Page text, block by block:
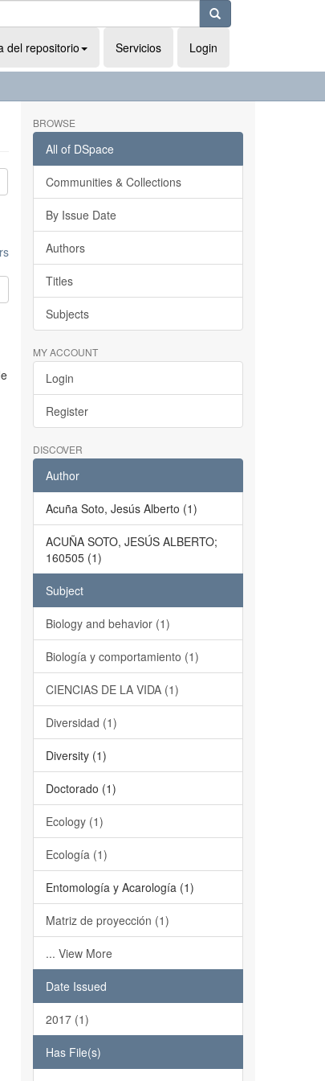
del repositorio Servicios Login
BROWSE
All of DSpace
Communities & Collections
By Issue Date
Authors
Titles
Subjects
MY ACCOUNT
Login
Register
DISCOVER
Author
Acuña Soto, Jesús Alberto (1)
ACUÑA SOTO, JESÚS ALBERTO;
160505 (1)
Subject
Biology and behavior (1)
Biología y comportamiento (1)
CIENCIAS DE LA VIDA (1)
Diversidad (1)
Diversity (1)
Doctorado (1)
Ecology (1)
Ecología (1)
Entomología y Acarología (1)
Matriz de proyección (1)
... View More
Date Issued
2017 (1)
Has File(s)